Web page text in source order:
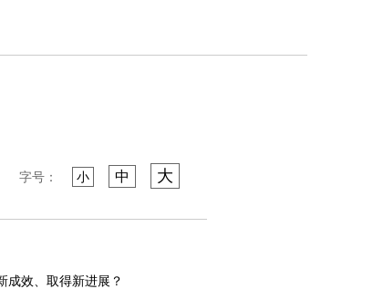
字号： 小 中 大
成效、取得新进展？